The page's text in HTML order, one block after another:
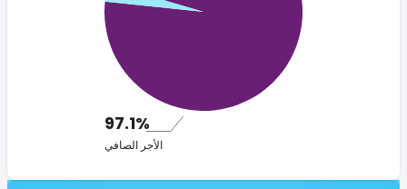
97.1%
الأجر الصافي